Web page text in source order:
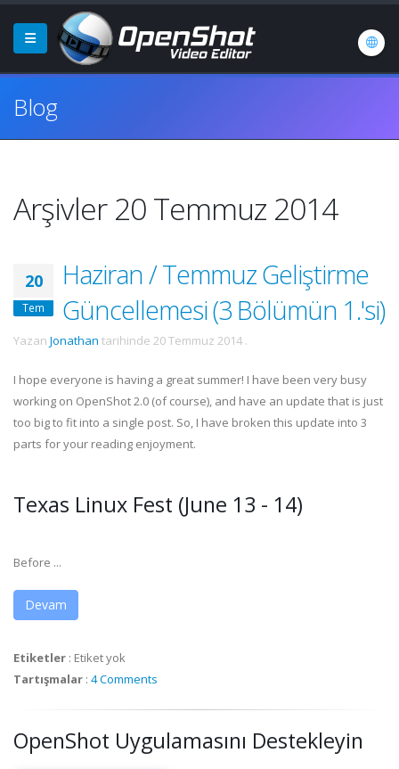
Blog
Arşivler 20 Temmuz 2014
20
Tem
Haziran / Temmuz Geliştirme
Güncellemesi (3 Bölümün 1.'si)
Yazan Jonathan tarihinde 20 Temmuz 2014 .
I hope everyone is having a great summer! I have been very busy
working on OpenShot 2.0 (of course), and have an update that is just
too big to fit into a single post. So, I have broken this update into 3
parts for your reading enjoyment.
Texas Linux Fest (June 13 - 14)
Before ...
Devam
Etiketler : Etiket yok
Tartışmalar : 4 Comments
OpenShot Uygulamasını Destekleyin